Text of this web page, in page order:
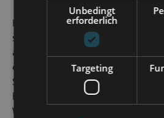
Lassen Sie sich von Ballettdirektor
seinem fantasievollen Tanzmärchen
auf den Spuren heißgeliebter
entführen! Die Musik dazu liefert
Sven Helbig: Sinnlich kraftvolle
hypnotisch wie die geheimnisvolle
Wasserpfeife; vorwärtsdrängende
Unbedingt
erforderlich
Targeting